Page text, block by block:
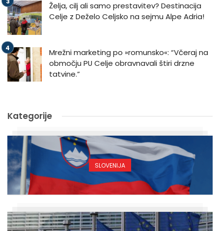
Želja, cilj ali samo prestavitev? Destinacija
Celje z Deželo Celjsko na sejmu Alpe Adria!
Mrežni marketing po »romunsko«: “Včeraj na
območju PU Celje obravnavali štiri drzne
tatvine.”
Kategorije
SLOVENIJA